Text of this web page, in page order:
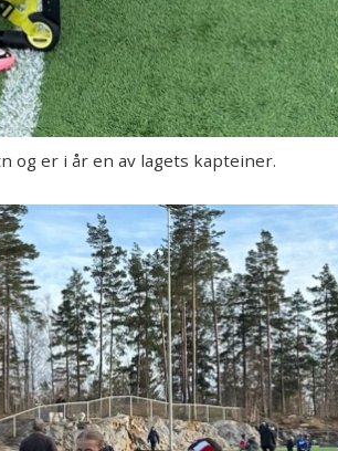
og er i år en av lagets kapteiner.